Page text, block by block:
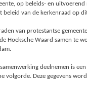
op beleids- en
beleid van de kerkenraad op
van protestantse
Hoeksche Waard samen te
deelnemen is
volgorde. Deze gegevens